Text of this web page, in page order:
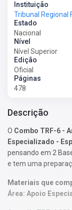
Instituição
Estado
Nacional
Nível
Nível Superior
Edição
Oficial
Páginas
478
Descrição
O Combo TRF-6 -
Especializado -
pensando em 2
e tem uma
Materiais que
Área: Apoio